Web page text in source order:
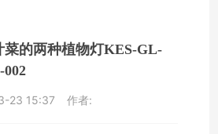
菜的两种植物灯KES-GL-
23 15:37 作者: